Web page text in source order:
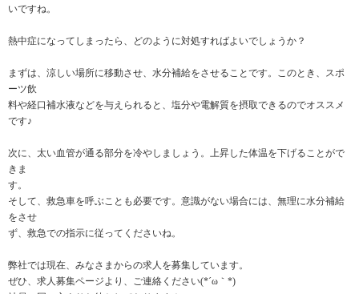
いですね。
熱中症になってしまったら、どのように対処すればよいでしょうか？
まずは、涼しい場所に移動させ、水分補給をさせることです。このとき、スポ
ーツ飲
料や経口補水液などを与えられると、塩分や電解質を摂取できるのでオススメ
です♪
次に、太い血管が通る部分を冷やしましょう。上昇した体温を下げることがで
きま
す。
そして、救急車を呼ぶことも必要です。意識がない場合には、無理に水分補給
をさせ
ず、救急での指示に従ってくださいね。
弊社では現在、みなさまからの求人を募集しています。
ぜひ、求人募集ページより、ご連絡ください(*´ω｀*)